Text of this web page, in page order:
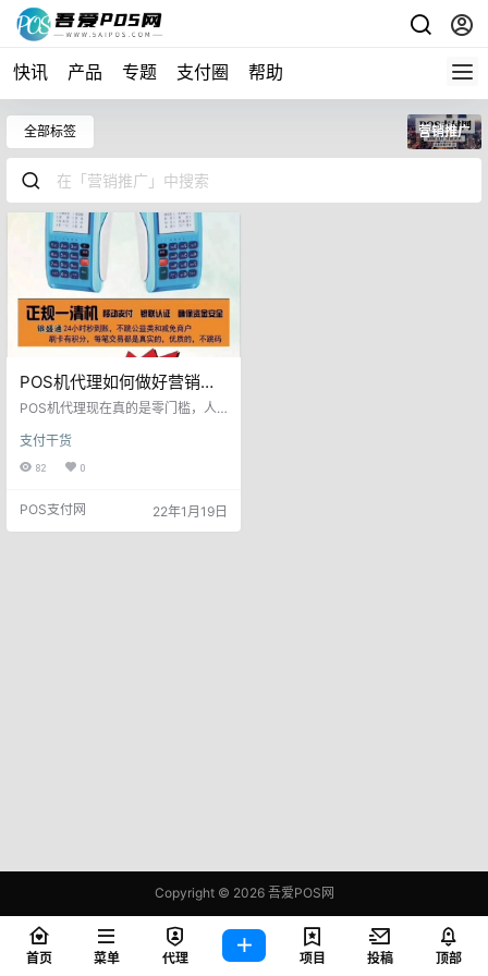
快讯 产品 专题 支付圈 帮助
全部标签 营销推广
POS机代理如何做好营销推
广
POS机代理现在真的是零门槛，人
刚刚加入的小白，不知道如何把这
个行业做好，由于零门槛，那么竞
给伙伴们总结一下，供大家参考。
推广POS机过程中常见的问题 1、陌
支付干货
82 0
POS支付网 22年1月19日
Copyright © 2026吾爱POS网
鄂ICP备2021006283号-1
查询 81 次，耗时 0.3947 秒
首页 菜单 代理 项目 投稿 顶部